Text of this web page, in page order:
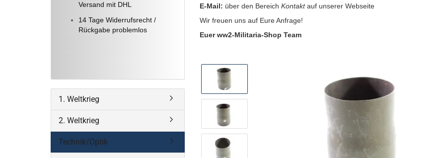
E-Mail: über den Bereich Kontakt auf unserer Webseite
Wir freuen uns auf Eure Anfrage!
Euer ww2-Militaria-Shop Team
Versand mit DHL
14 Tage Widerrufsrecht /
Rückgabe problemlos
1. Weltkrieg
2. Weltkrieg
Technik/Optik